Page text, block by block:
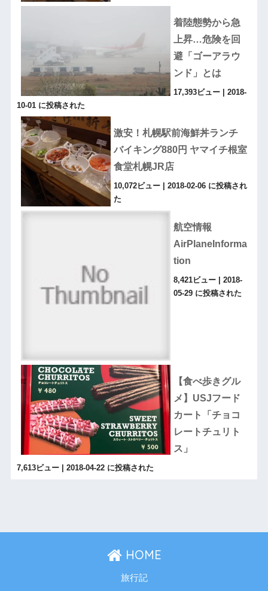
着陸態勢から急
上昇…危険を回
避「ゴーアラウ
ンド」とは
17,393ビュー| 2018-
10-01 に投稿された
激安！札幌駅前海鮮丼ランチ
バイキング880円 ヤマイチ根室
食堂札幌JR店
10,072ビュー| 2018-02-06 に投稿され
た
航空情報
AirPlaneInforma
tion
8,421ビュー| 2018-
05-29 に投稿された
【食べ歩きグル
メ】USJフード
カート「チョコ
レートチュリト
ス」
7,613ビュー| 2018-04-22 に投稿された
HOME
旅行記